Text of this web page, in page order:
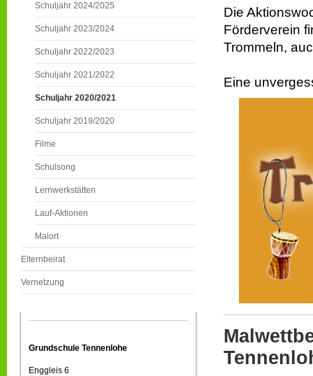
Schuljahr 2024/2025
Schuljahr 2023/2024
Schuljahr 2022/2023
Schuljahr 2021/2022
Schuljahr 2020/2021
Schuljahr 2019/2020
Filme
Schulsong
Lernwerkstätten
Lauf-Aktionen
Malort
Elternbeirat
Vernetzung
Grundschule Tennenlohe
Enggleis 6
Die
Förderverein
Trommeln,
Eine